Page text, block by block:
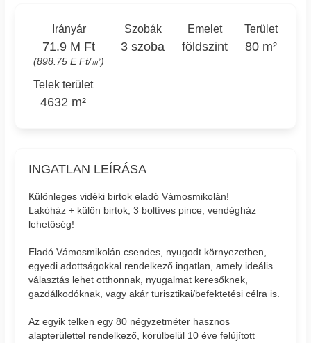
Irányár
71.9 M Ft
(898.75 E Ft/㎡)
Szobák
3 szoba
Emelet
földszint
Terület
80 m²
Telek terület
4632 m²
INGATLAN LEÍRÁSA
Különleges vidéki birtok eladó Vámosmikolán!
Lakóház + külön birtok, 3 boltíves pince, vendégház
lehetőség!
Eladó Vámosmikolán csendes, nyugodt környezetben,
egyedi adottságokkal rendelkező ingatlan, amely ideális
választás lehet otthonnak, nyugalmat keresőknek,
gazdálkodóknak, vagy akár turisztikai/befektetési célra is.
Az egyik telken egy 80 négyzetméter hasznos
alapterülettel rendelkező, körülbelül 10 éve felújított